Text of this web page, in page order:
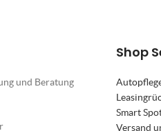
und Beratung
Shop
Smart
Versand